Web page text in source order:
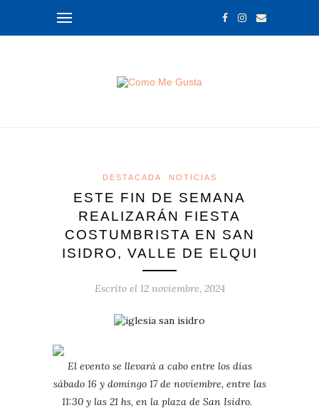
DESTACADA NOTICIAS
ESTE FIN DE SEMANA
REALIZARÁN FIESTA
COSTUMBRISTA EN SAN
ISIDRO, VALLE DE ELQUI
Escrito el 12 noviembre, 2024
El evento se llevará a cabo entre los días
sábado 16 y domingo 17 de noviembre, entre las
11:30 y las 21 hs, en la plaza de San Isidro.